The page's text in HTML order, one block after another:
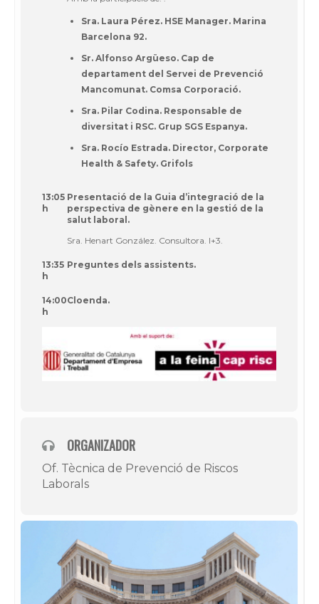
Sra. Laura Pérez. HSE Manager. Marina
Barcelona 92.
Sr. Alfonso Argüeso. Cap de
departament del Servei de Prevenció
Mancomunat. Comsa Corporació.
Sra. Pilar Codina. Responsable de
diversitat i RSC. Grup SGS Espanya.
Sra. Rocío Estrada. Director, Corporate
Health & Safety. Grifols
13:05
h
Presentació de la Guia d’integració de la
perspectiva de gènere en la gestió de la
salut laboral.
Sra. Henart González. Consultora. I+3.
13:35
h
Preguntes dels assistents.
14:00
h
Cloenda.
ORGANIZADOR
Of. Tècnica de Prevenció de Riscos
Laborals